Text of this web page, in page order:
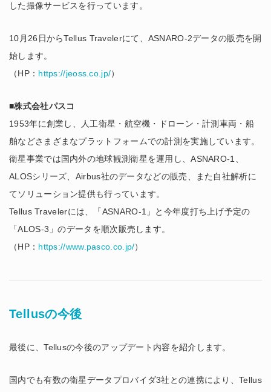
した撮像サービスを行っています。
10月26日からTellus Travelerにて、ASNARO-2データの販売を開
始します。
（HP： https://jeoss.co.jp/）
■株式会社パスコ
1953年に創業し、人工衛星・航空機・ドローン・計測車両・船
舶などさまざまなプラットフォームでの計測を実施しています。
衛星事業では国内外の地球観測衛星を運用し、ASNARO-1、
ALOSシリーズ、Airbus社のデータなどの販売、また自社解析に
てソリューション提供も行っています。
Tellus Travelerには、「ASNARO-1」と今年度打ち上げ予定の
「ALOS-3」のデータを順次販売します。
（HP： https://www.pasco.co.jp/）
Tellusの今後
最後に、Tellusの今後のアップデート内容を紹介します。
国内でも有数の衛星データプロバイダ3社との連携により、Tellus